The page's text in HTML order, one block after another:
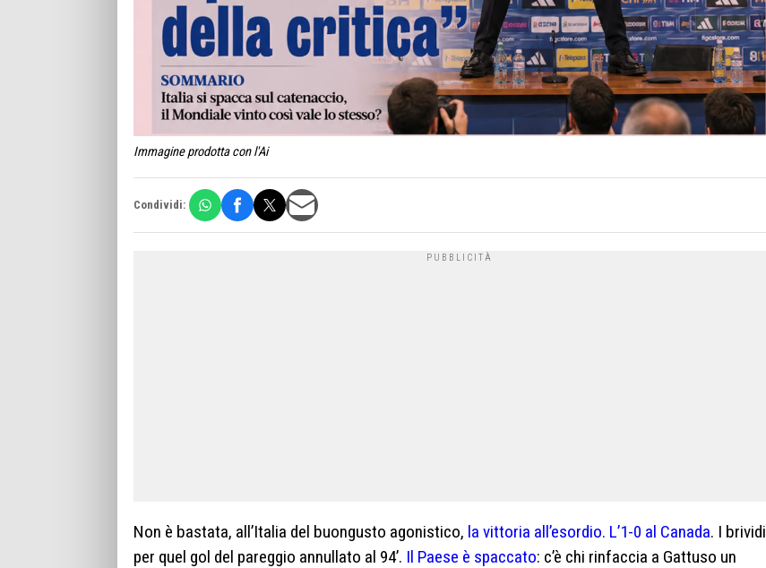
Immagine prodotta con l'Ai
Condividi:
Non è bastata, all’Italia del buongusto agonistico, la vittoria all’esordio. L’1-0 al Canada. I brividi
per quel gol del pareggio annullato al 94’. Il Paese è spaccato: c’è chi rinfaccia a Gattuso un